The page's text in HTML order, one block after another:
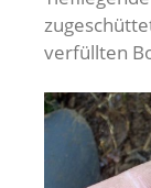
verfüllten